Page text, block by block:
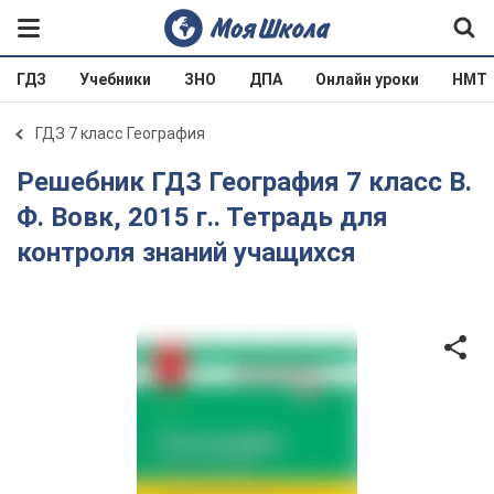
ГДЗ Учебники ЗНО ДПА Онлайн уроки НМТ
ГДЗ 7 класс География
Решебник ГДЗ География 7 класс В.
Ф. Вовк, 2015 г.. Тетрадь для
контроля знаний учащихся